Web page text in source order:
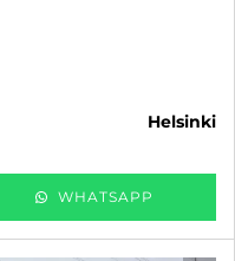
helsinki
WHATSAPP